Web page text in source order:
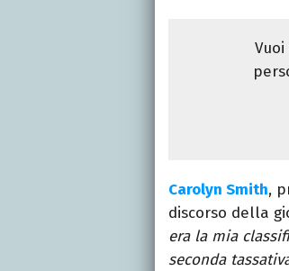
Carolyn Smith,
discorso della
era la mia
seconda